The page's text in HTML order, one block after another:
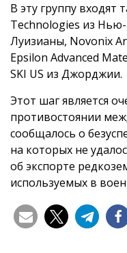
В эту группу входят
Technologies из
Луизианы, Novonix
Epsilon Advanced
SKI US из Джорджии.
Этот шаг является
противостоянии
сообщалось о
на которых не
об экспорте
используемых в